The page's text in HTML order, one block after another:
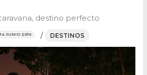
destino perfecto
14 JUNIO 2016 / DESTINOS